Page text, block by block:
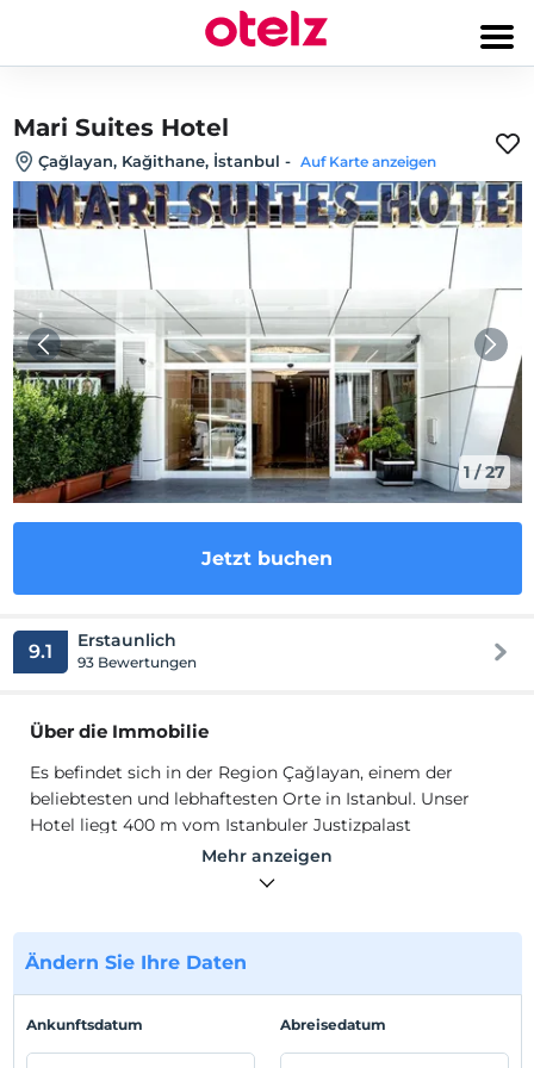
Mari Suites Hotel
Çağlayan, Kağithane, İstanbul - Auf Karte anzeigen
1 /27
Jetzt buchen
9.1 Erstaunlich
93 Bewertungen
Über die Immobilie
Es befindet sich in der Region Çağlayan, einem der
beliebtesten und lebhaftesten Orte in Istanbul. Unser
Hotel liegt 400 m vom Istanbuler Justizpalast
(Gerichtsgebäude von Çağlayan), 550 m vom Florence
Nightingale Hospital und nur wenige Gehminuten vom
und dem Einkaufszentrum Istanbul Cevahir entfernt, die
die beliebtesten Einkaufszentren in Istanbul sind. Die U-
zu Fuß und 5 Minuten von der U-Bahn-Station Çağlayan
entfernt.
Mehr anzeigen
Ändern Sie Ihre Daten
Ankunftsdatum Abreisedatum